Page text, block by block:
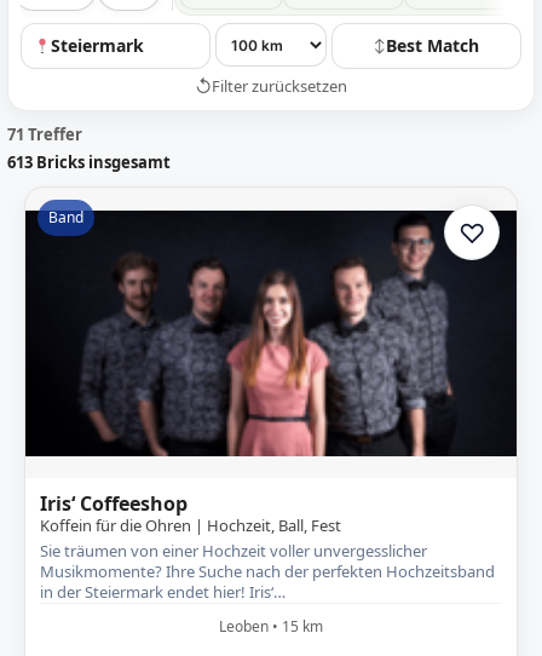
Steiermark ↕Best Match
↺Filter zurücksetzen
71 Treffer
613 Bricks insgesamt
Band ♡Zur
Iris‘ Coffeeshop
Koffein für die Ohren | Hochzeit, Ball, Fest
Sie träumen von einer Hochzeit voller unvergesslicher
Musikmomente? Ihre Suche nach der perfekten Hochzeitsband
in der Steiermark endet hier! Iris‘…
Leoben • 15 km